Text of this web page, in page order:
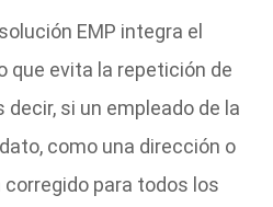
EMP integra el
que evita la repetición de
si un empleado de la
como una dirección o
para todos los